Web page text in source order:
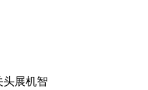
头展机智